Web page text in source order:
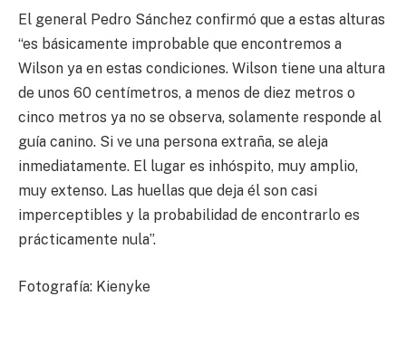
El general Pedro Sánchez confirmó que a estas alturas
“es básicamente improbable que encontremos a
Wilson ya en estas condiciones. Wilson tiene una altura
de unos 60 centímetros, a menos de diez metros o
cinco metros ya no se observa, solamente responde al
guía canino. Si ve una persona extraña, se aleja
inmediatamente. El lugar es inhóspito, muy amplio,
muy extenso. Las huellas que deja él son casi
imperceptibles y la probabilidad de encontrarlo es
prácticamente nula”.
Fotografía: Kienyke